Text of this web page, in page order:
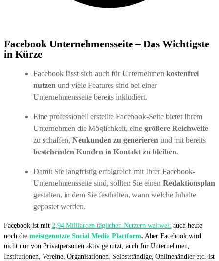
Facebook Unternehmensseite – Das Wichtigste
in Kürze
Facebook lässt sich auch für Unternehmen kostenfrei
nutzen und viele Features sind bei einer
Unternehmensseite bereits inkludiert.
Eine professionell erstellte Facebook-Seite bietet Ihrem
Unternehmen die Möglichkeit, eine größere Reichweite
zu schaffen, Neukunden zu generieren und mit bereits
bestehenden Kunden in Kontakt zu bleiben.
Damit Sie langfristig erfolgreich mit Ihrer Facebook-
Unternehmensseite sind, sollten Sie einen Redaktionsplan
gestalten, in dem Sie festhalten, wann welche Inhalte
gepostet werden.
Facebook ist mit 2,94 Milliarden täglichen Nutzern weltweit auch heute
noch die meistgenutzte Social Media Plattform. Aber Facebook wird
nicht nur von Privatpersonen aktiv genutzt, auch für Unternehmen,
Institutionen, Vereine, Organisationen, Selbstständige, Onlinehändler etc. ist